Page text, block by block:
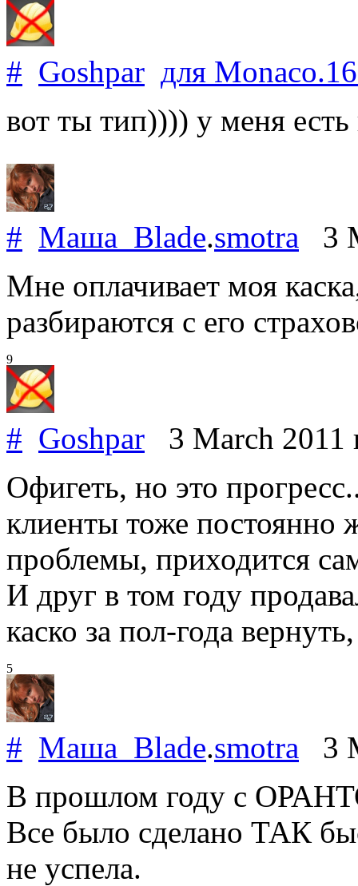
# Goshpar для Monaco.
вот ты тип)))) у меня есть
# Маша_Blade.smotra 3
Мне оплачивает моя
разбираются с его
9
# Goshpar 3 March 2011
Офигеть, но это
клиенты тоже постоянно
проблемы, приходится
И друг в том году
каско за пол-года
5
# Маша_Blade.smotra 3
В прошлом году с
Все было сделано ТАК
не успела.